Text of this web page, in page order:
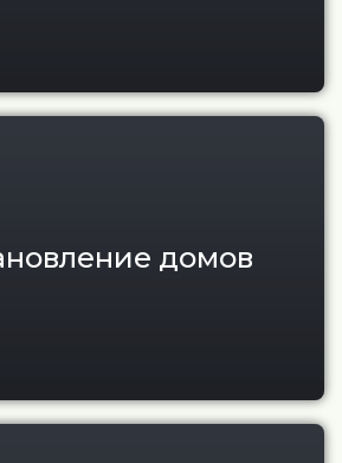
Восстановление, шлифовка
домов
Реставрация мебели из тика